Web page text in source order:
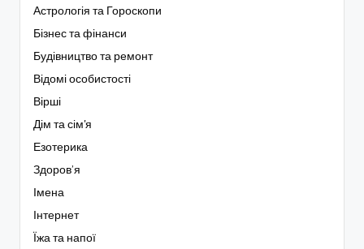
Астрологія та Гороскопи
Бізнес та фінанси
Будівництво та ремонт
Відомі особистості
Вірші
Дім та сім'я
Езотерика
Здоров’я
Імена
Інтернет
Їжа та напої